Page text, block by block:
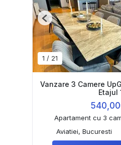
1 / 21
Previous
Vanzare 3 Camere
Etajul
Apartament cu 3
Aviatiei, Bucuresti